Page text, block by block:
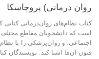
روان درمانی) پروچاسکا
کتاب نظام‌های روان‌درمانی
است كه دانشجويان مقاطع
اجتماعی، و روان‌پزشكی را با
فنون آن‌ها آشنا كند. نويسندگان كتاب 2